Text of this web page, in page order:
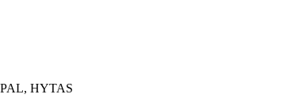
HYTAS